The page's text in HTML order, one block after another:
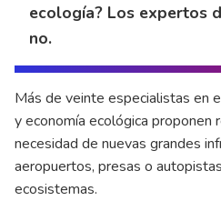
ecología? Los expertos
no.
Más de veinte especialistas en
y economía ecológica proponen
necesidad de nuevas grandes
aeropuertos, presas o
ecosistemas.